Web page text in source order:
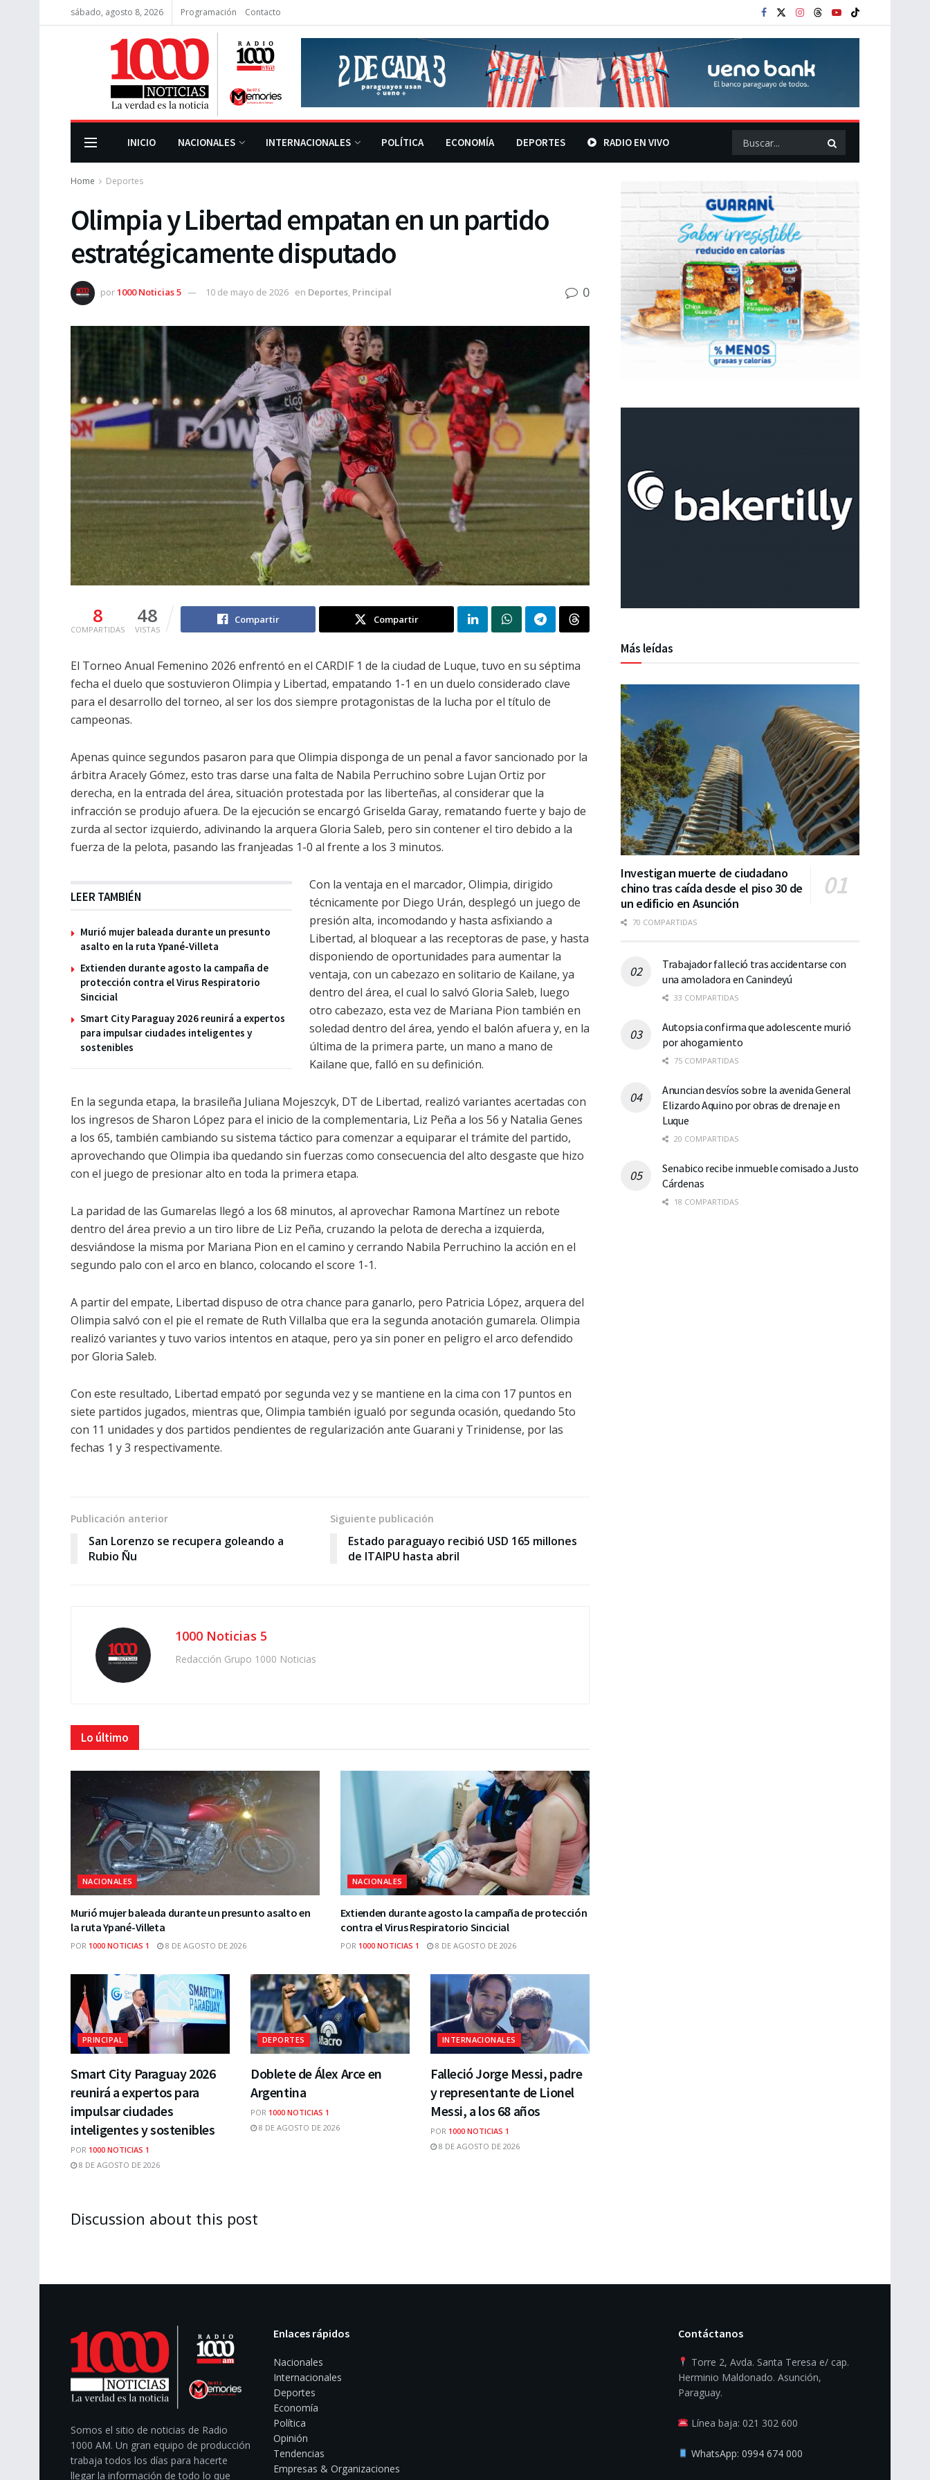
sábado, agosto 8, 2026 Programación Contacto
INICIO NACIONALES INTERNACIONALES POLÍTICA ECONOMÍA DEPORTES RADIO EN VIVO
Home Deportes
Olimpia y Libertad empatan en un partido
estratégicamente disputado
por1000 Noticias 5 10 de mayo de 2026 en Deportes, Principal 0
8
COMPARTIDAS
48
VISTAS
Compartir Compartir
El Torneo Anual Femenino 2026 enfrentó en el CARDIF 1 de la ciudad de Luque, tuvo en su séptima
fecha el duelo que sostuvieron Olimpia y Libertad, empatando 1-1 en un duelo considerado clave
para el desarrollo del torneo, al ser los dos siempre protagonistas de la lucha por el título de
campeonas.
Apenas quince segundos pasaron para que Olimpia disponga de un penal a favor sancionado por la
árbitra Aracely Gómez, esto tras darse una falta de Nabila Perruchino sobre Lujan Ortiz por
derecha, en la entrada del área, situación protestada por las liberteñas, al considerar que la
infracción se produjo afuera. De la ejecución se encargó Griselda Garay, rematando fuerte y bajo de
zurda al sector izquierdo, adivinando la arquera Gloria Saleb, pero sin contener el tiro debido a la
fuerza de la pelota, pasando las franjeadas 1-0 al frente a los 3 minutos.
LEER TAMBIÉN
Murió mujer baleada durante un presunto
asalto en la ruta Ypané-Villeta
Extienden durante agosto la campaña de
protección contra el Virus Respiratorio
Sincicial
Smart City Paraguay 2026 reunirá a expertos
para impulsar ciudades inteligentes y
sostenibles
Con la ventaja en el marcador, Olimpia, dirigido
técnicamente por Diego Urán, desplegó un juego de
presión alta, incomodando y hasta asfixiando a
Libertad, al bloquear a las receptoras de pase, y hasta
disponiendo de oportunidades para aumentar la
ventaja, con un cabezazo en solitario de Kailane, ya
dentro del área, el cual lo salvó Gloria Saleb, luego
otro cabezazo, esta vez de Mariana Pion también en
soledad dentro del área, yendo el balón afuera y, en la
última de la primera parte, un mano a mano de
Kailane que, falló en su definición.
En la segunda etapa, la brasileña Juliana Mojeszcyk, DT de Libertad, realizó variantes acertadas con
los ingresos de Sharon López para el inicio de la complementaria, Liz Peña a los 56 y Natalia Genes
a los 65, también cambiando su sistema táctico para comenzar a equiparar el trámite del partido,
aprovechando que Olimpia iba quedando sin fuerzas como consecuencia del alto desgaste que hizo
con el juego de presionar alto en toda la primera etapa.
La paridad de las Gumarelas llegó a los 68 minutos, al aprovechar Ramona Martínez un rebote
dentro del área previo a un tiro libre de Liz Peña, cruzando la pelota de derecha a izquierda,
desviándose la misma por Mariana Pion en el camino y cerrando Nabila Perruchino la acción en el
segundo palo con el arco en blanco, colocando el score 1-1.
A partir del empate, Libertad dispuso de otra chance para ganarlo, pero Patricia López, arquera del
Olimpia salvó con el pie el remate de Ruth Villalba que era la segunda anotación gumarela. Olimpia
realizó variantes y tuvo varios intentos en ataque, pero ya sin poner en peligro el arco defendido
por Gloria Saleb.
Con este resultado, Libertad empató por segunda vez y se mantiene en la cima con 17 puntos en
siete partidos jugados, mientras que, Olimpia también igualó por segunda ocasión, quedando 5to
con 11 unidades y dos partidos pendientes de regularización ante Guarani y Trinidense, por las
fechas 1 y 3 respectivamente.
Publicación anterior
San Lorenzo se recupera goleando a
Rubio Ñu
Siguiente publicación
Estado paraguayo recibió USD 165 millones
de ITAIPU hasta abril
1000 Noticias 5
Redacción Grupo 1000 Noticias
Lo último
NACIONALES
Murió mujer baleada durante un presunto asalto en
la ruta Ypané-Villeta
POR 1000 NOTICIAS 1 8 DE AGOSTO DE 2026
NACIONALES
Extienden durante agosto la campaña de protección
contra el Virus Respiratorio Sincicial
POR 1000 NOTICIAS 1 8 DE AGOSTO DE 2026
PRINCIPAL
Smart City Paraguay 2026
reunirá a expertos para
impulsar ciudades
inteligentes y sostenibles
POR 1000 NOTICIAS 1
8 DE AGOSTO DE 2026
DEPORTES
Doblete de Álex Arce en
Argentina
POR 1000 NOTICIAS 1
8 DE AGOSTO DE 2026
INTERNACIONALES
Falleció Jorge Messi, padre
y representante de Lionel
Messi, a los 68 años
POR 1000 NOTICIAS 1
8 DE AGOSTO DE 2026
Discussion about this post
Más leídas
Investigan muerte de ciudadano
chino tras caída desde el piso 30 de
un edificio en Asunción
70 COMPARTIDAS
Trabajador falleció tras accidentarse con
una amoladora en Canindeyú
33 COMPARTIDAS
Autopsia confirma que adolescente murió
por ahogamiento
75 COMPARTIDAS
Anuncian desvíos sobre la avenida General
Elizardo Aquino por obras de drenaje en
Luque
20 COMPARTIDAS
Senabico recibe inmueble comisado a Justo
Cárdenas
18 COMPARTIDAS
Somos el sitio de noticias de Radio
1000 AM. Un gran equipo de producción
trabaja todos los días para hacerte
llegar la información de todo lo que
Enlaces rápidos
Nacionales
Internacionales
Deportes
Economía
Política
Opinión
Tendencias
Empresas & Organizaciones
Contáctanos
Torre 2, Avda. Santa Teresa e/ cap.
Herminio Maldonado. Asunción,
Paraguay.
Línea baja: 021 302 600
WhatsApp: 0994 674 000